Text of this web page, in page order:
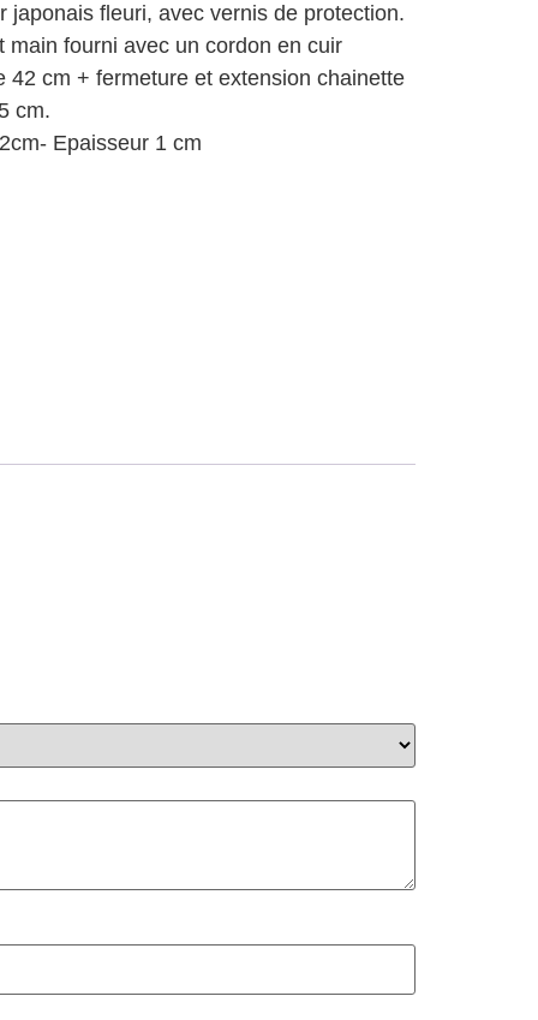
japonais fleuri, avec vernis de protection.
main fourni avec un cordon en cuir
42 cm + fermeture et extension chainette
cm.
Epaisseur 1 cm